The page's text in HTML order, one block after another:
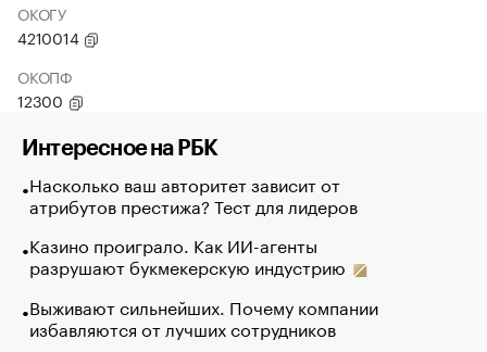
ОКОГУ
4210014
ОКОПФ
12300
Интересное на РБК
Насколько ваш авторитет зависит от
атрибутов престижа? Тест для лидеров
Казино проиграло. Как ИИ-агенты
разрушают букмекерскую индустрию
Выживают сильнейших. Почему компании
избавляются от лучших сотрудников